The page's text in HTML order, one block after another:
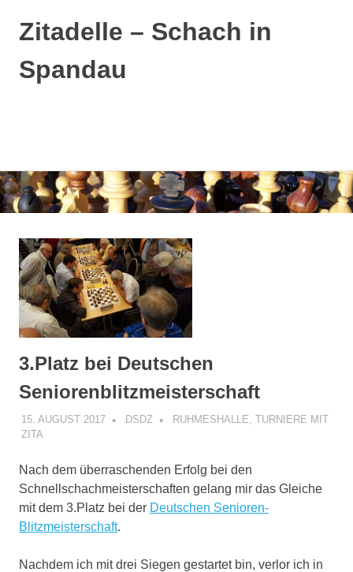
Zum
Inhalt
springen
Zitadelle – Schach in
Spandau
3.Platz bei Deutschen
Seniorenblitzmeisterschaft
15. AUGUST 2017 DSDZ RUHMESHALLE TURNIERE MIT
ZITA
Nach dem überraschenden Erfolg bei den
Schnellschachmeisterschaften gelang mir das Gleiche
mit dem 3.Platz bei der Deutschen Senioren-
Blitzmeisterschaft.
Nachdem ich mit drei Siegen gestartet bin, verlor ich in